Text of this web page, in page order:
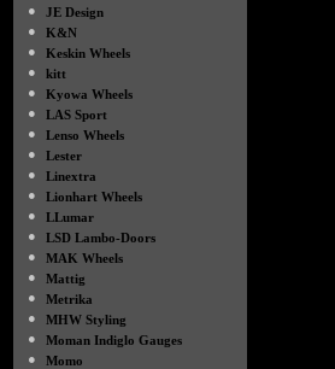
●
JE Design
●
K&N
●
Keskin Wheels
●
kitt
●
Kyowa Wheels
●
LAS Sport
●
Lenso Wheels
●
Lester
●
Linextra
●
Lionhart Wheels
●
LLumar
●
LSD Lambo-Doors
●
MAK Wheels
●
Mattig
●
Metrika
●
MHW Styling
●
Moman Indiglo Gauges
●
Momo